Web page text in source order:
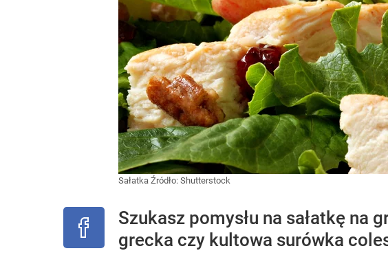
Sałatka Źródło: Shutterstock
Szukasz pomysłu na sałatkę na
grecka czy kultowa surówka